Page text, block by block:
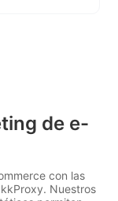
de e-
con las
Nuestros